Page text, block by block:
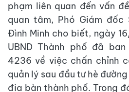
phạm liên quan đến vấn
quan tâm, Phó Giám đốc
Đình Minh cho biết, ngày
UBND Thành phố đã
4236 về việc chấn chỉnh
quản lý sau đầu tư hè
địa bàn thành phố. Trong